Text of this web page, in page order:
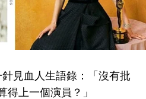
針見血人生語錄：「沒有批
得上一個演員？」